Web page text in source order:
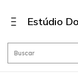
Estúdio